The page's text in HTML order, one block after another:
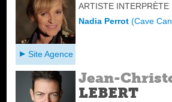
ARTISTE INTERPRÈTE
Nadia Perrot(Cave
Site Agence
Jean-
LEBERT